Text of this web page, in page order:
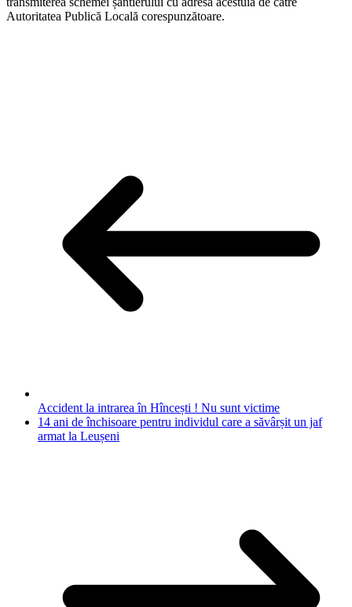
Autoritatea Publică Locală corespunzătoare.
Accident la intrarea în Hîncești ! Nu sunt victime
14 ani de închisoare pentru individul care a săvârșit un jaf
armat la Leușeni